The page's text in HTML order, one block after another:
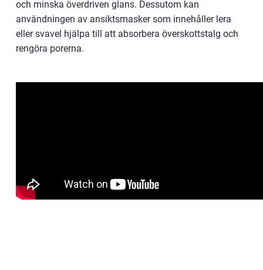
och minska överdriven glans. Dessutom kan
användningen av ansiktsmasker som innehåller lera
eller svavel hjälpa till att absorbera överskottstalg och
rengöra porerna.